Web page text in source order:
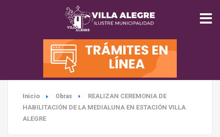
INICIO
MUNICIPALIDAD
SEGURIDAD
Inicio Obras
REALIZAN CEREMONIA DE
HABILITACIÓN DE LA MEDIALUNA EN ESTACIÓN VILLA
ALEGRE